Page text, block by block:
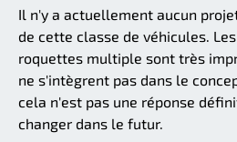
Il n'y a actuellement aucun
de cette classe de véhicules.
roquettes multiple sont très
ne s'intègrent pas dans le
cela n'est pas une réponse
changer dans le futur.